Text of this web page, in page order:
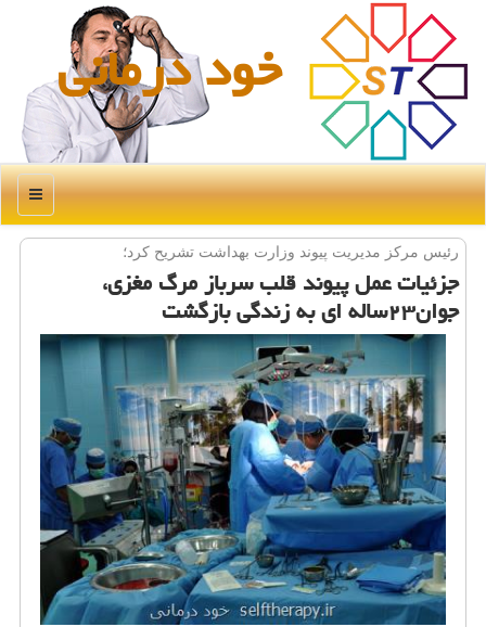
خود درمانی
منو
رئیس مركز مدیریت پیوند وزارت بهداشت تشریح كرد؛
جزئیات عمل پیوند قلب سرباز مرگ مغزی،
جوان۲۳ساله ای به زندگی بازگشت